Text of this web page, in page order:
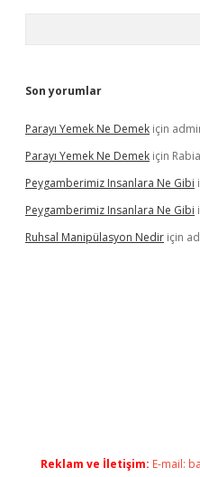
Son yorumlar
Parayı Yemek Ne Demek için
Parayı Yemek Ne Demek için Rabia
Peygamberimiz Insanlara Ne Gibi
Peygamberimiz Insanlara Ne Gibi
Ruhsal Manipülasyon Nedir için
Reklam ve İletişim: E-mail: